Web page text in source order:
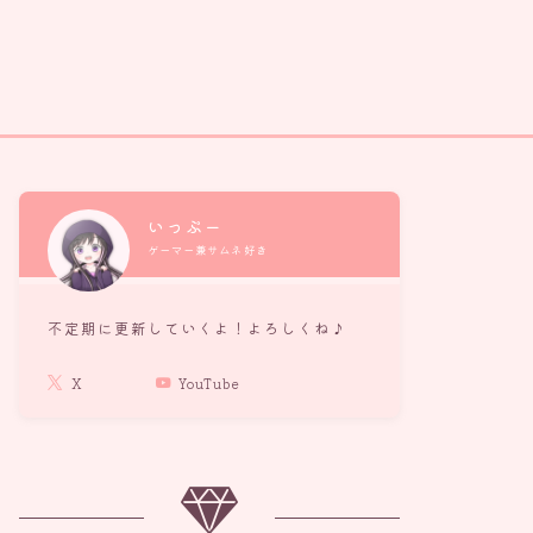
いっぷー
ゲーマー兼サムネ好き
不定期に更新していくよ！よろしくね♪
X YouTube